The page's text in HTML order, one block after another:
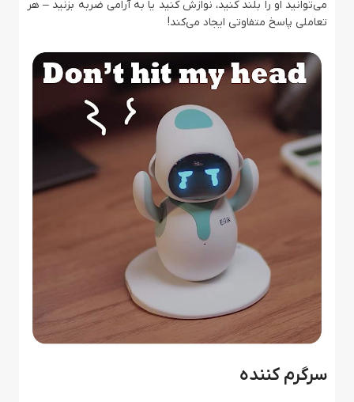
می‌توانید او را بلند کنید، نوازش کنید یا به آرامی ضربه بزنید – هر
تعاملی پاسخ متفاوتی ایجاد می‌کند!
سرگرم کننده